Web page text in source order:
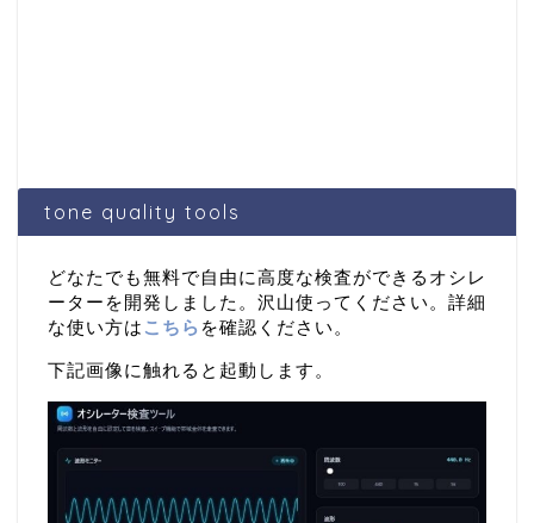
tone quality tools
どなたでも無料で自由に高度な検査ができるオシレ
ーターを開発しました。沢山使ってください。詳細
な使い方は こちら を確認ください。
下記画像に触れると起動します。